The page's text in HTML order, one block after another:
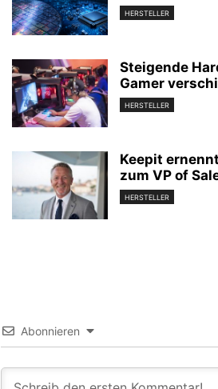
HERSTELLER
Steigende
Gamer
HERSTELLER
Keepit
zum VP of
HERSTELLER
Abonnieren